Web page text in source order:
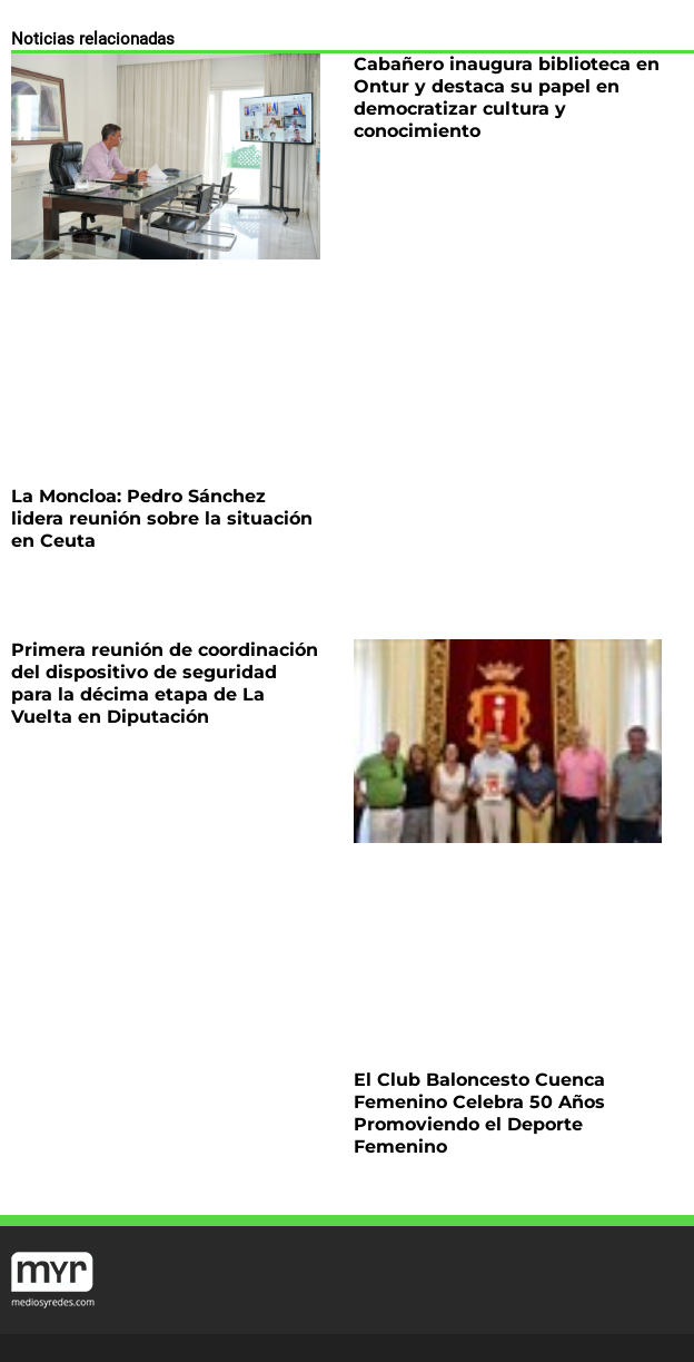
Noticias relacionadas
La Moncloa: Pedro Sánchez
lidera reunión sobre la situación
en Ceuta
Cabañero inaugura biblioteca en
Ontur y destaca su papel en
democratizar cultura y
conocimiento
Primera reunión de coordinación
del dispositivo de seguridad
para la décima etapa de La
Vuelta en Diputación
El Club Baloncesto Cuenca
Femenino Celebra 50 Años
Promoviendo el Deporte
Femenino